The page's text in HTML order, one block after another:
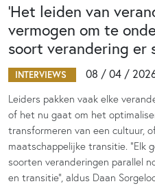
‘Het leiden van
vermogen om te
soort verandering er
INTERVIEWS 08 / 04 /
Leiders pakken vaak elke
of het nu gaat om het
transformeren van een cultuur,
maatschappelijke transitie. "Elk
soorten veranderingen parallel
en transitie", aldus Daan